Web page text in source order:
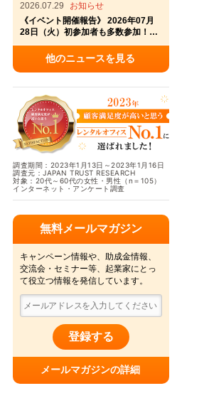
2026.07.29
お知らせ
《イベント開催報告》 2026年07月
28日（火）初参加者も多数参加！横
浜アントレサロン第336回交流会開
他のニュースを見る
調査期間：2023年1月13日～2023年1月16日
調査元：JAPAN TRUST RESEARCH
対象：20代～60代の女性・男性（n＝105）
インターネット・アンケート調査
無料メールマガジン
キャンペーン情報や、助成金情報、
交流会・セミナー等、起業家にとっ
て役立つ情報を発信しています。
登録する
メールマガジンの詳細